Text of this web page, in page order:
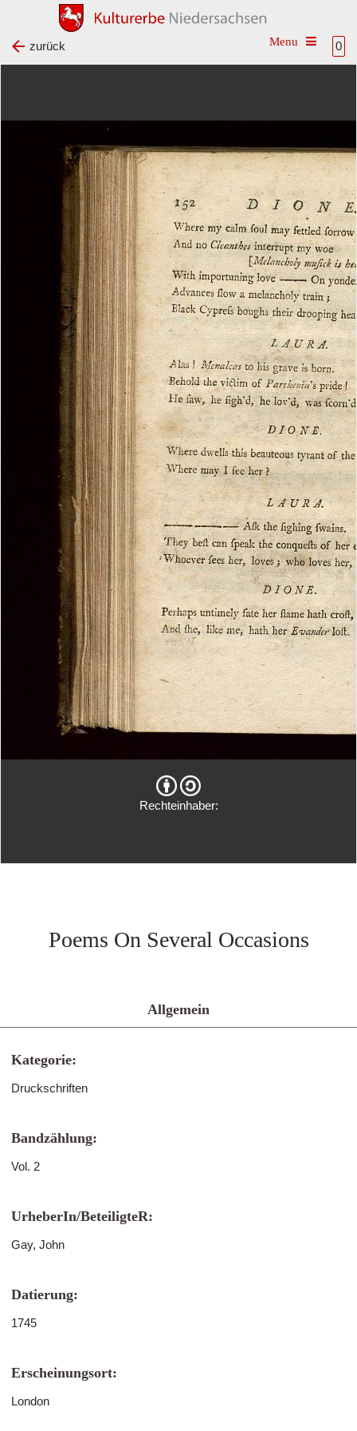
0
Toggle
zurück
Rechteinhaber:
Poems On Several Occasions
Allgemein
Kategorie:
Druckschriften
Bandzählung:
Vol. 2
UrheberIn/BeteiligteR:
Gay, John
Datierung:
1745
Erscheinungsort:
London